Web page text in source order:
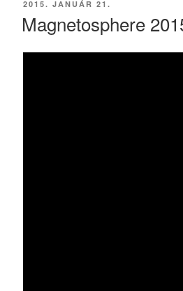
BEKÜLDVE:
2015. JANUÁR 21.
Magnetosphere